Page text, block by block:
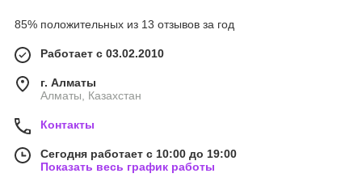
85% положительных из 13 отзывов за год
Работает с 03.02.2010
г. Алматы
Алматы, Казахстан
Контакты
Сегодня работает с 10:00 до 19:00
Показать весь график работы